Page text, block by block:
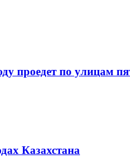
проедет по улицам
Казахстана